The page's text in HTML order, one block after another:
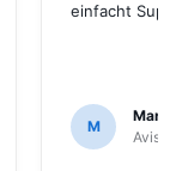
einfacht
M
Avis